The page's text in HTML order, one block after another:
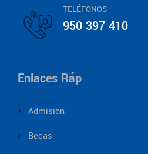
TELÉFONOS
950 397 410
Enlaces Ráp
Admision
Becas